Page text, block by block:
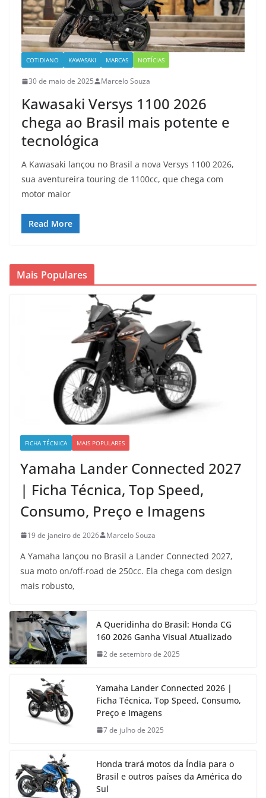
COTIDIANO KAWASAKI MARCAS NOTÍCIAS
30 de maio de 2025 Marcelo Souza
Kawasaki Versys 1100 2026
chega ao Brasil mais potente e
tecnológica
A Kawasaki lançou no Brasil a nova Versys 1100 2026,
sua aventureira touring de 1100cc, que chega com
motor maior
Read More
Mais Populares
FICHA TÉCNICA MAIS POPULARES
Yamaha Lander Connected 2027
| Ficha Técnica, Top Speed,
Consumo, Preço e Imagens
19 de janeiro de 2026 Marcelo Souza
A Yamaha lançou no Brasil a Lander Connected 2027,
sua moto on/off-road de 250cc. Ela chega com design
mais robusto,
A Queridinha do Brasil: Honda CG
160 2026 Ganha Visual Atualizado
2 de setembro de 2025
Yamaha Lander Connected 2026 |
Ficha Técnica, Top Speed, Consumo,
Preço e Imagens
7 de julho de 2025
Honda trará motos da Índia para o
Brasil e outros países da América do
Sul